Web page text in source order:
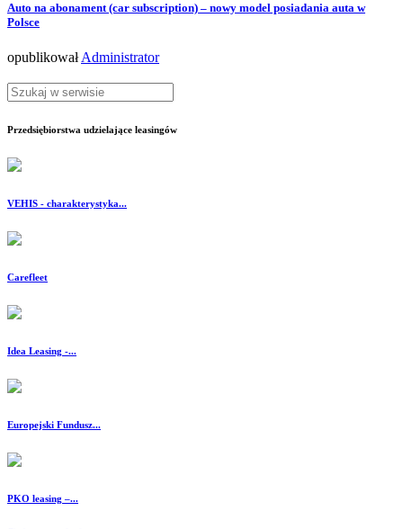
Auto na abonament (car subscription) – nowy model posiadania auta w
Polsce
opublikował Administrator
Przedsiębiorstwa udzielające leasingów
VEHIS - charakterystyka...
Carefleet
Idea Leasing -...
Europejski Fundusz...
PKO leasing –...